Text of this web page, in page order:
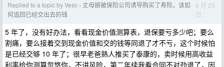
Replied to a topic by Vesc › 丈母娘被保险公司诱导购买了寿险，该如
何追回已经交出去的钱
6 月 25
日
5 年了，没有好办法，看看现金价值测算表，退保要亏多少吧；要么
割痛，要么接着交到现金价值和交的钱等同退了才不亏，这个时候怕
是已经交够 10 年了；很早老爸熟人推买了泰康的，卖时候用高收益
利率给你测算忽悠你，不讲风险，第二年续我看合同不对劲退了，因